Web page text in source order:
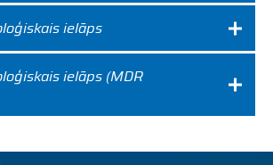
ielāps
ielāps (MDR